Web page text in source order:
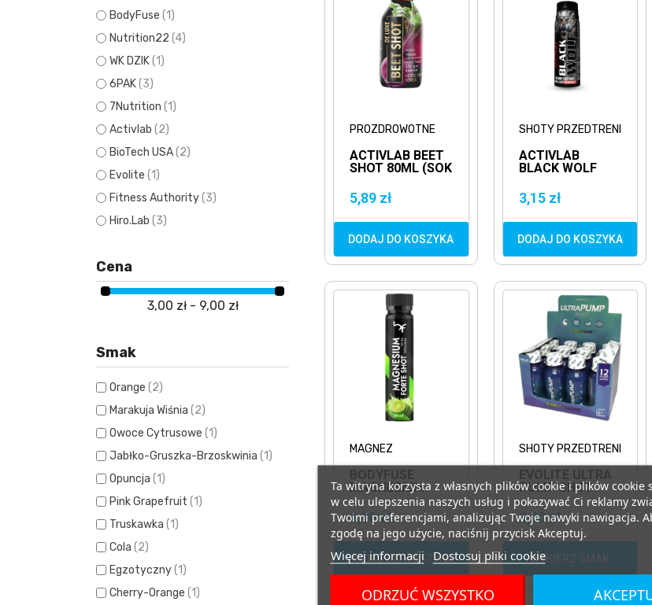
BodyFuse (1)
Nutrition22 (4)
WK DZIK(1)
6PAK(3)
7Nutrition (1)
Activlab (2)
BioTech USA(2)
Evolite (1)
Fitness Authority(3)
Hiro.Lab (3)
Muscle Clinic
Olimp(7)
OstroVit(1)
Sport Definition
Trec Nutrition
Cena
3,00 zł - 9,00 zł
Smak
Orange (2)
Marakuja Wiśnia (2)
Owoce Cytrusowe (1)
Jabłko-Gruszka-Brzoskwinia (1)
Opuncja (1)
Pink Grapefruit (1)
Truskawka (1)
Cola (2)
Egzotyczny(1)
Cherry-Orange (1)
PROZDROWOTNE
ACTIVLAB BEET
SHOT 80ML (SOK
SHOT
PRZEDTRENINGOWY
5,89 zł
DODAJ DO KOSZYKA
SHOTY PRZEDTRENINGOWE
ACTIVLAB
BLACK WOLF
3,15 zł
DODAJ DO KOSZYKA
MAGNEZ
BODYFUSE
MAGNESIUM
SHOT 25ML
SHOT Z
MAGNEZEM
4,90 zł
DODAJ DO KOSZYKA
SHOTY PRZEDTRENINGOWE
EVOLITE ULTRA
PUMP SHOT
100ML
PRZEDTRENINGÓWKA
3,90 zł
WYBIERZ SMAK
Ta witryna korzysta z własnych plików cookie i plików cookie
w celu ulepszenia naszych usług i pokazywać Ci reklamy
Twoimi preferencjami, analizując Twoje nawyki nawigacja.
zgodę na jego użycie, naciśnij przycisk Akceptuj.
Więcej informacji Dostosuj pliki cookie
ODRZUĆ WSZYSTKO